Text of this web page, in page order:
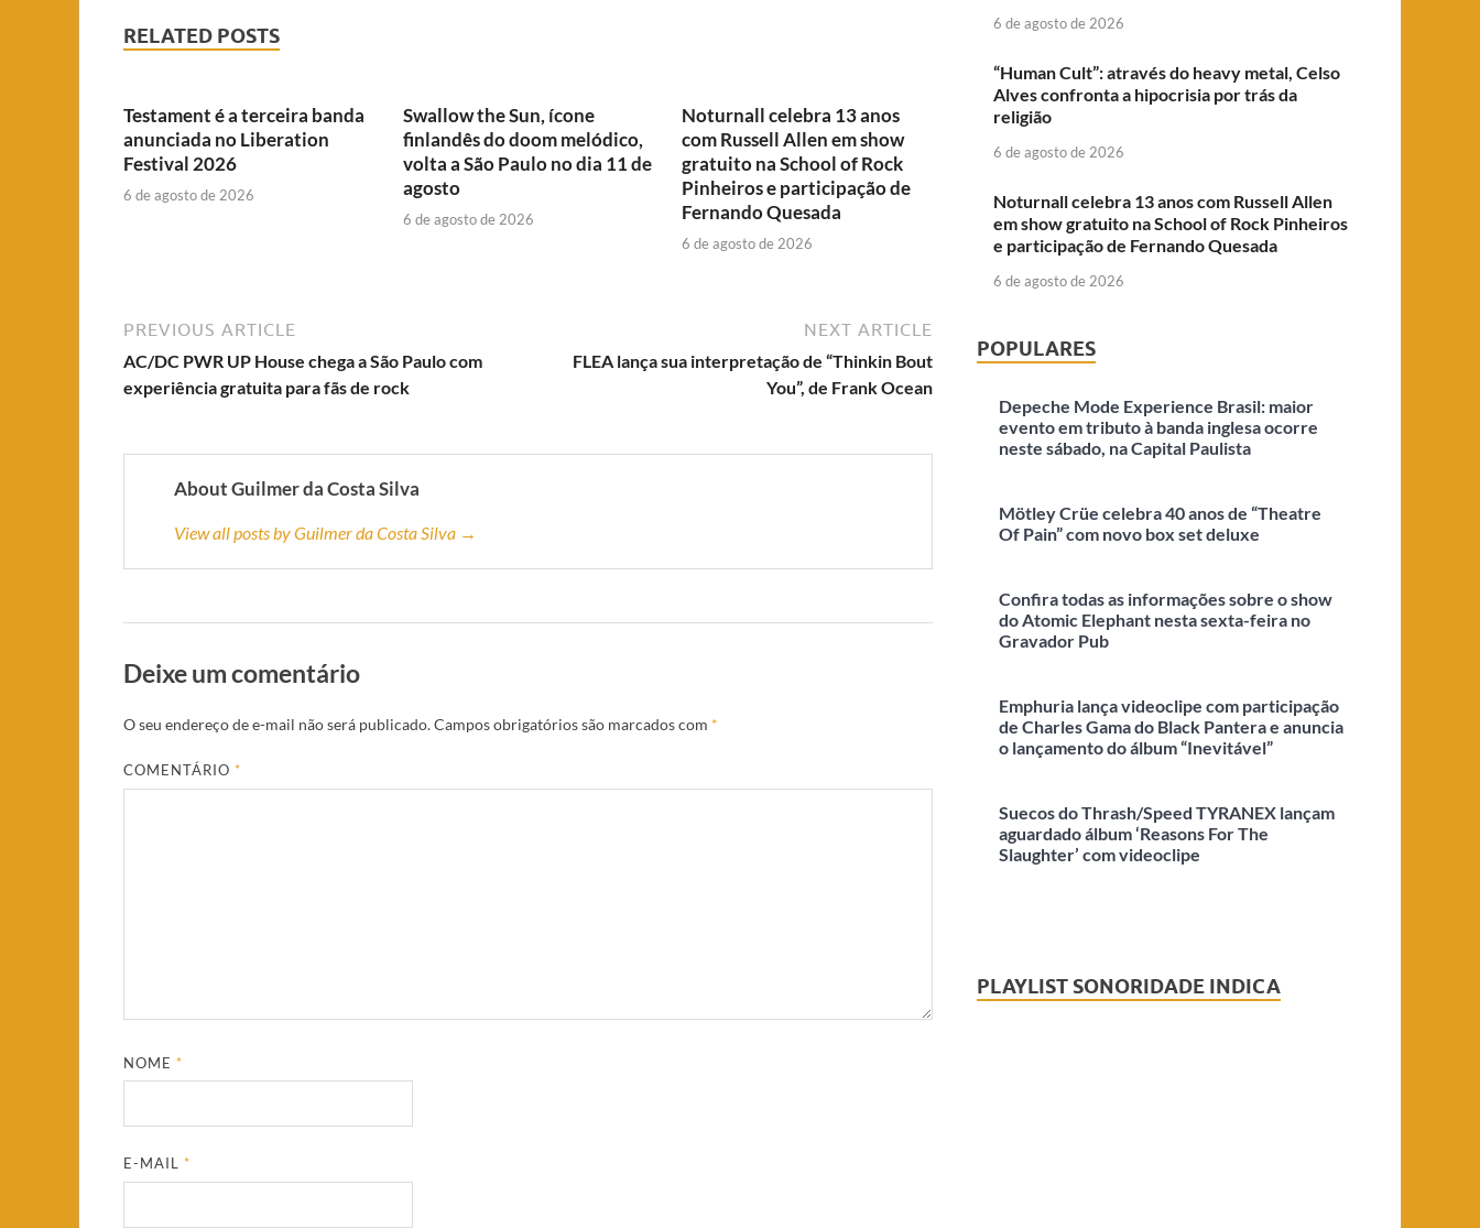
RELATED POSTS
Testament é a terceira banda
anunciada no Liberation
Festival 2026
6 de agosto de 2026
Swallow the Sun, ícone
finlandês do doom melódico,
volta a São Paulo no dia 11 de
agosto
6 de agosto de 2026
Noturnall celebra 13 anos
com Russell Allen em show
gratuito na School of Rock
Pinheiros e participação de
Fernando Quesada
6 de agosto de 2026
PREVIOUS ARTICLE
AC/DC PWR UP House chega a São Paulo com
experiência gratuita para fãs de rock
NEXT ARTICLE
FLEA lança sua interpretação de “Thinkin Bout
You”, de Frank Ocean
About Guilmer da Costa Silva
View all posts by Guilmer da Costa Silva →
Deixe um comentário
O seu endereço de e-mail não será publicado.Campos obrigatórios são marcados com *
COMENTÁRIO*
NOME*
E-MAIL*
6 de agosto de 2026
“Human Cult”: através do heavy metal, Celso
Alves confronta a hipocrisia por trás da
religião
6 de agosto de 2026
Noturnall celebra 13 anos com Russell Allen
em show gratuito na School of Rock Pinheiros
e participação de Fernando Quesada
6 de agosto de 2026
POPULARES
Depeche Mode Experience Brasil: maior
evento em tributo à banda inglesa ocorre
neste sábado, na Capital Paulista
Mötley Crüe celebra 40 anos de “Theatre
Of Pain” com novo box set deluxe
Confira todas as informações sobre o show
do Atomic Elephant nesta sexta-feira no
Gravador Pub
Emphuria lança videoclipe com participação
de Charles Gama do Black Pantera e anuncia
o lançamento do álbum “Inevitável”
Suecos do Thrash/Speed​​ TYRANEX lançam
aguardado álbum ‘Reasons For The
Slaughter’ com videoclipe
PLAYLIST SONORIDADE INDICA